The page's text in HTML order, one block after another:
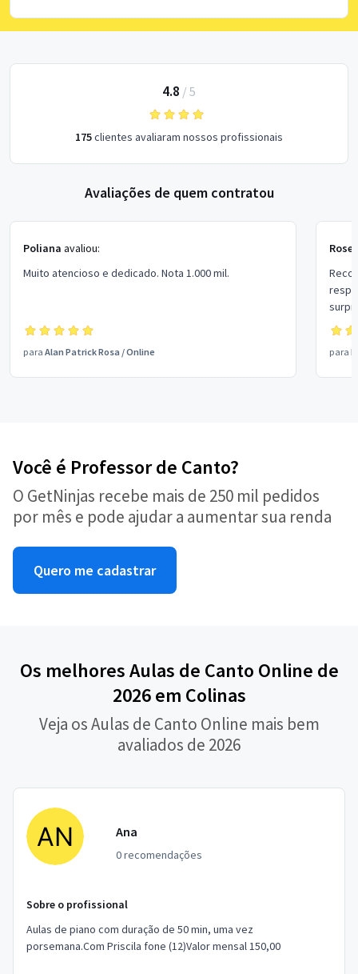
4.8 / 5
175clientes avaliaram nossos profissionais
Avaliações de quem contratou
Poliana avaliou:
Muito atencioso e dedicado. Nota 1.000 mil.
para Alan Patrick Rosa /Online para
Você é Professor de Canto?
O GetNinjas recebe mais de 250 mil pedidos
por mês e pode ajudar a aumentar sua renda
Quero me cadastrar
Os melhores Aulas de Canto Online de
2026 em Colinas
Veja os Aulas de Canto Online mais bem
avaliados de 2026
Ana
0 recomendações
Sobre o profissional
Aulas de piano com duração de 50 min, uma vez
porsemana.Com Priscila fone (12)Valor mensal 150,00